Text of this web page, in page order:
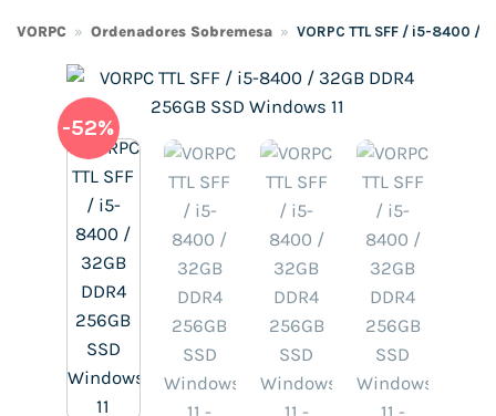
VORPC » Ordenadores Sobremesa » VORPC TTL SFF / i5-8400 /
-52%